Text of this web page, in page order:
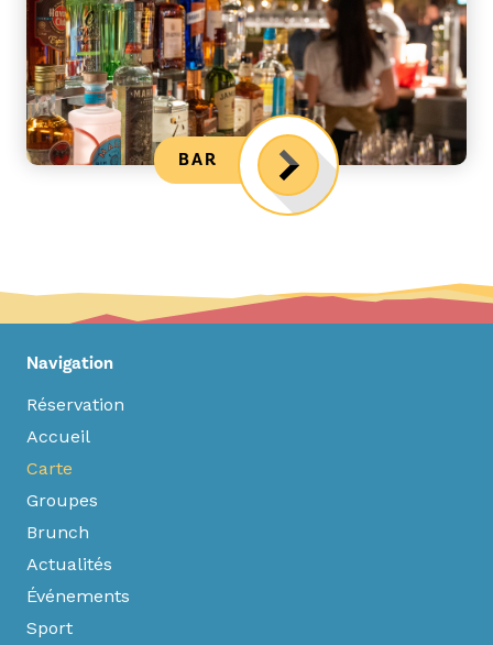
BAR
Navigation
Réservation
Accueil
Carte
Groupes
Brunch
Actualités
Événements
Sport